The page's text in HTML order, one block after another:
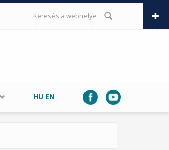
KERESÉS ŰRLAP
HU EN